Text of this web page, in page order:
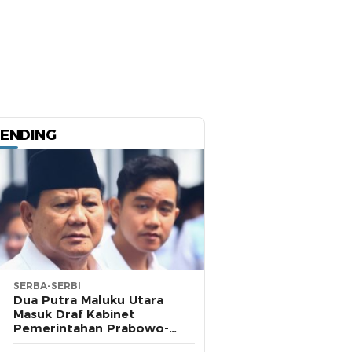
SERBA-SERBI
Dua Putra Maluku Utara
Masuk Draf Kabinet
Pemerintahan Prabowo-
Gibran, Cek 72 Nama